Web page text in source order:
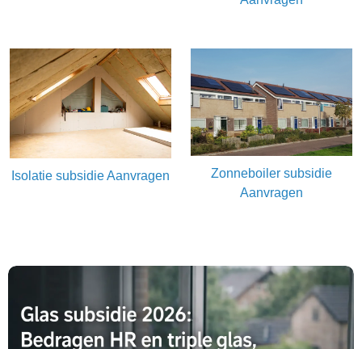
Isolatie subsidie Aanvragen
Zonneboiler subsidie
Aanvragen